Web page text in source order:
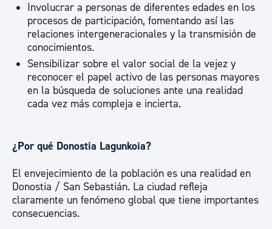
Involucrar a personas de diferentes edades en los
procesos de participación, fomentando así las
relaciones intergeneracionales y la transmisión de
conocimientos.
Sensibilizar sobre el valor social de la vejez y
reconocer el papel activo de las personas mayores
en la búsqueda de soluciones ante una realidad
cada vez más compleja e incierta.
¿Por qué Donostia Lagunkoia?
El envejecimiento de la población es una realidad en
Donostia / San Sebastián. La ciudad refleja
claramente un fenómeno global que tiene importantes
consecuencias.